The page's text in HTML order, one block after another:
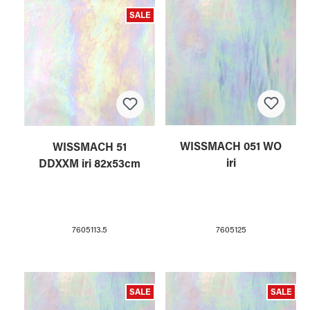
SALE
WISSMACH 51
DDXXM iri 82x53cm
7605113.5
WISSMACH 051 WO
iri
7605125
SALE SALE